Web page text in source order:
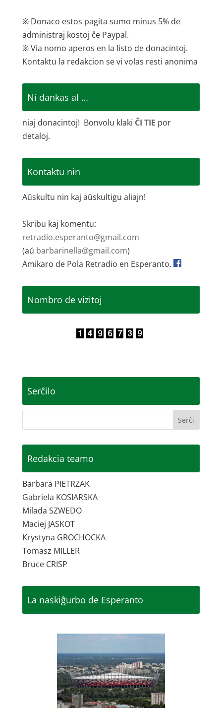
※ Donaco estos pagita sumo minus 5% de
administraj kostoj ĉe Paypal.
※ Via nomo aperos en la listo de donacintoj.
Kontaktu la redakcion se vi volas resti anonima
Ni dankas al …
niaj donacintoj! Bonvolu klaki ĈI TIE por
detaloj.
Kontaktu nin
Aŭskultu nin kaj aŭskultigu aliajn!
Skribu kaj komentu:
retradio.esperanto@gmail.com
(aŭ barbarinella@gmail.com)
Amikaro de Pola Retradio en Esperanto.
Nombro de vizitoj
Serĉilo
Redakcia teamo
Barbara PIETRZAK
Gabriela KOSIARSKA
Milada SZWEDO
Maciej JASKOT
Krystyna GROCHOCKA
Tomasz MILLER
Bruce CRISP
La naskiĝurbo de Esperanto